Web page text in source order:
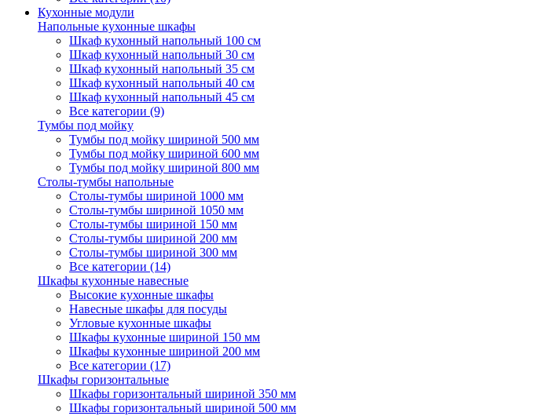
Кухонные модули
Напольные кухонные шкафы
Шкаф кухонный напольный 100 см
Шкаф кухонный напольный 30 см
Шкаф кухонный напольный 35 см
Шкаф кухонный напольный 40 см
Шкаф кухонный напольный 45 см
Все категории (9)
Тумбы под мойку
Тумбы под мойку шириной 500 мм
Тумбы под мойку шириной 600 мм
Тумбы под мойку шириной 800 мм
Столы-тумбы напольные
Столы-тумбы шириной 1000 мм
Столы-тумбы шириной 1050 мм
Столы-тумбы шириной 150 мм
Столы-тумбы шириной 200 мм
Столы-тумбы шириной 300 мм
Все категории (14)
Шкафы кухонные навесные
Высокие кухонные шкафы
Навесные шкафы для посуды
Угловые кухонные шкафы
Шкафы кухонные шириной 150 мм
Шкафы кухонные шириной 200 мм
Все категории (17)
Шкафы горизонтальные
Шкафы горизонтальный шириной 350 мм
Шкафы горизонтальный шириной 500 мм